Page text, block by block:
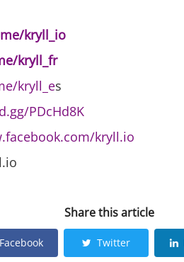
kryll_io
kryll_fr
kryll_es
PDcHd8K
kryll.io
Share this article
Facebook Twitter